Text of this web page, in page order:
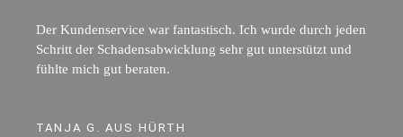
Der Kundenservice war fantastisch. Ich wurde durch jeden
Schritt der Schadensabwicklung sehr gut unterstützt und
fühlte mich gut beraten.
TANJA G. AUS HÜRTH